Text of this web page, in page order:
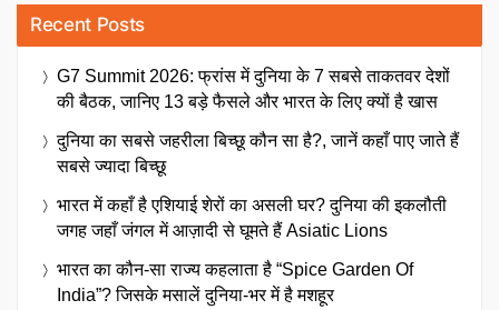
Recent Posts
G7 Summit 2026: फ्रांस में दुनिया के 7 सबसे ताकतवर देशों
की बैठक, जानिए 13 बड़े फैसले और भारत के लिए क्यों है खास
दुनिया का सबसे जहरीला बिच्छू कौन सा है?, जानें कहाँ पाए जाते हैं
सबसे ज्यादा बिच्छू
भारत में कहाँ है एशियाई शेरों का असली घर? दुनिया की इकलौती
जगह जहाँ जंगल में आज़ादी से घूमते हैं Asiatic Lions
भारत का कौन-सा राज्य कहलाता है “Spice Garden Of
India”? जिसके मसालें दुनिया-भर में है मशहूर